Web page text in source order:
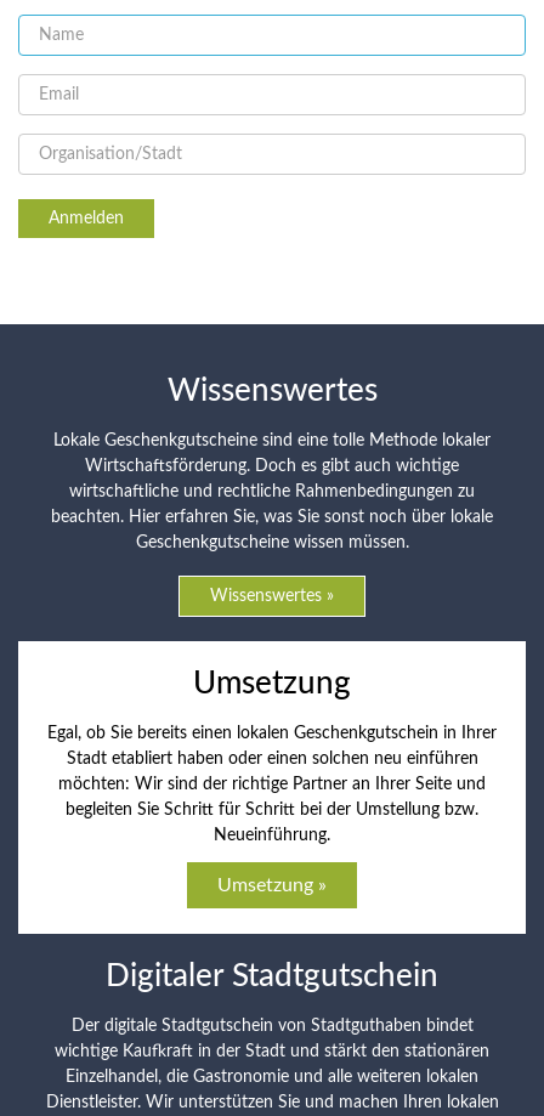
Anmelden
Wissenswertes
Lokale Geschenkgutscheine sind eine tolle Methode lokaler
Wirtschaftsförderung. Doch es gibt auch wichtige
wirtschaftliche und rechtliche Rahmenbedingungen zu
beachten. Hier erfahren Sie, was Sie sonst noch über lokale
Geschenkgutscheine wissen müssen.
Wissenswertes »
Umsetzung
Egal, ob Sie bereits einen lokalen Geschenkgutschein in Ihrer
Stadt etabliert haben oder einen solchen neu einführen
möchten: Wir sind der richtige Partner an Ihrer Seite und
begleiten Sie Schritt für Schritt bei der Umstellung bzw.
Neueinführung.
Umsetzung »
Digitaler Stadtgutschein
Der digitale Stadtgutschein von Stadtguthaben bindet
wichtige Kaufkraft in der Stadt und stärkt den stationären
Einzelhandel, die Gastronomie und alle weiteren lokalen
Dienstleister. Wir unterstützen Sie und machen Ihren lokalen